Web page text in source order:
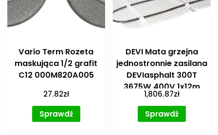
Vario Term Rozeta
maskująca 1/2 grafit
C12 000M820A005
27.82zł
Sprawdź
DEVI Mata grzejna
jednostronnie zasilana
DEVIasphalt 300T
3675W 400V 1x12m
[83900176]
1,806.87zł
Sprawdź